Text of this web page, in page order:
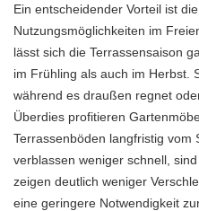
Ein entscheidender Vorteil ist
Nutzungsmöglichkeiten im
lässt sich die Terrassensaison
im Frühling als auch im Herbst.
während es draußen regnet
Überdies profitieren
Terrassenböden langfristig vom
verblassen weniger schnell,
zeigen deutlich weniger
eine geringere Notwendigkeit